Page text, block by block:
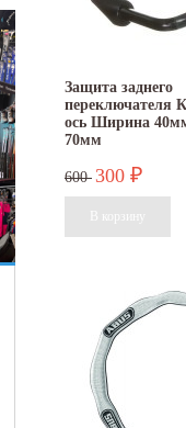
Защита заднего
переключателя
ось Ширина
70мм
600 300 ₽